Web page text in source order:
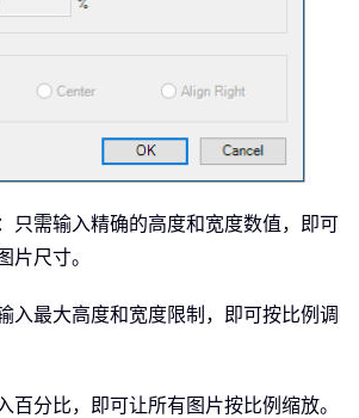
：只需输入精确的高度和宽度数值，即可
片尺寸。
入最大高度和宽度限制，即可按比例调
百分比，即可让所有图片按比例缩放。